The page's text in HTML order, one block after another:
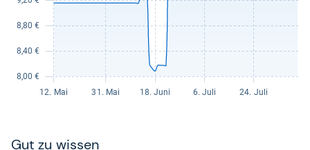
Gut zu wis­sen